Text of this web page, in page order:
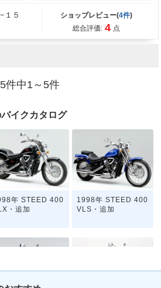
１５
ショップレビュー(4件)
総合評価: 4 点
5件中1～5件
イクカタログ
年 STEED 400
・追加
1998年 STEED 400
VLS・追加